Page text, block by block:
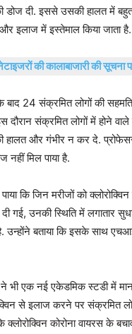
दी. इससे उसकी हालत में बहुत
इलाज में इस्‍तेमाल किया जाता है.
की कालाबाजारी की सूचना
24 संक्रमित लोगों की
दौरान संक्रमित लोगों में होने
हालत और गंभीर न कर दे.
नहीं मिल पाया है.
कि जिन मरीजों को
दी गई, उनकी स्थिति में लगातार
उन्‍होंने बताया कि इसके साथ
ने भी एक नई एकेडमिक स्‍टडी में
से इलाज करने पर संक्रमित
क्‍लोरोक्विन कोरोना वायरस के